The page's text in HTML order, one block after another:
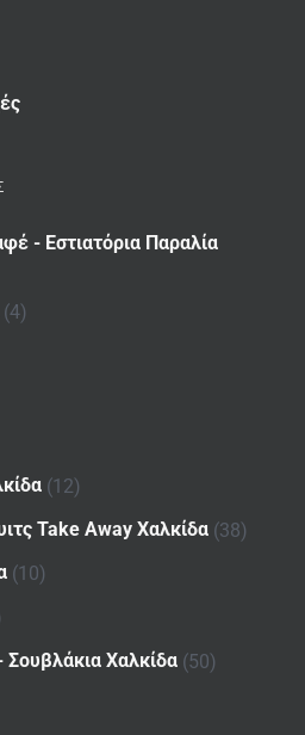
- Εστιατόρια Παραλία
(4)
(12)
Take Away Χαλκίδα (38)
(10)
Χαλκίδα (50)